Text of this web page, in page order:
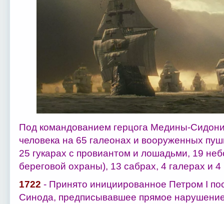
Под командованием герцога Медины-
человека на 65 галеонах и вооруженных
25 гукарах с провиантом и лошадьми, 19
береговой охраны), 13 сабрах, 4 галерах и 4
1722 - Принято инициированное Петром I
Синода, предписывавшее прямое